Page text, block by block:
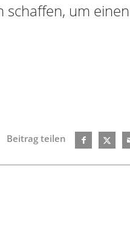
schaffen, um einen
Beitrag teilen